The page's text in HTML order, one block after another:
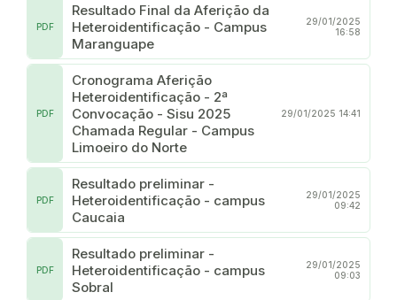
Resultado Final da Aferição da
Heteroidentificação - Campus
Maranguape
PDF
29/01/2025
16:58
Cronograma Aferição
Heteroidentificação - 2ª
Convocação - Sisu 2025
Chamada Regular - Campus
Limoeiro do Norte
PDF 29/01/2025 14:41
Resultado preliminar -
Heteroidentificação - campus
Caucaia
PDF
29/01/2025
09:42
Resultado preliminar -
Heteroidentificação - campus
Sobral
PDF
29/01/2025
09:03